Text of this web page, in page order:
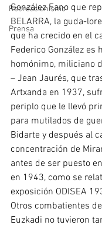
Recreacionismo
Prensa
González Fano que
BELARRA, la guda-
que ha crecido en el
Federico González es
homónimo, miliciano
– Jean Jaurés, que
Artxanda en 1937,
periplo que le llevó
para mutilados de
Bidarte y después al
concentración de
antes de ser puesto
en 1943, como se
exposición ODISEA
Otros combatientes
Euzkadi no tuvieron